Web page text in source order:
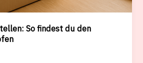
So findest du den